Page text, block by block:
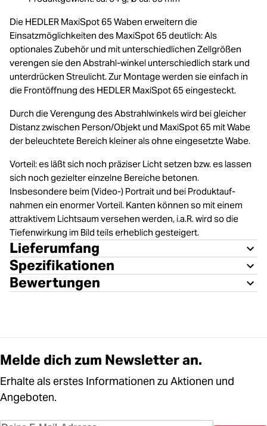
Die HEDLER MaxiSpot 65 Waben erweitern die
Einsatzmöglichkeiten des MaxiSpot 65 deutlich: Als
optionales Zubehör und mit unterschiedlichen Zellgrößen
verengen sie den Abstrahl-winkel unterschiedlich stark und
unterdrücken Streulicht. Zur Montage werden sie einfach in
die Frontöffnung des HEDLER MaxiSpot 65 eingesteckt.
Durch die Verengung des Abstrahlwinkels wird bei gleicher
Distanz zwischen Person/Objekt und MaxiSpot 65 mit Wabe
der beleuchtete Bereich kleiner als ohne eingesetzte Wabe.
Vorteil: es läßt sich noch präziser Licht setzen bzw. es lassen
sich noch gezielter einzelne Bereiche betonen.
Insbesondere beim (Video-) Portrait und bei Produktauf-
nahmen ein enormer Vorteil. Kanten können so mit einem
attraktivem Lichtsaum versehen werden, i.a.R. wird so die
Tiefenwirkung im Bild teils erheblich gesteigert.
Lieferumfang
Spezifikationen
Bewertungen
Melde dich zum Newsletter an.
Erhalte als erstes Informationen zu Aktionen und
Angeboten.